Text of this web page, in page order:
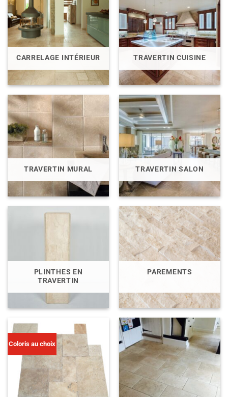
CARRELAGE INTÉRIEUR TRAVERTIN CUISINE
TRAVERTIN MURAL TRAVERTIN SALON
PLINTHES EN
TRAVERTIN
PAREMENTS
Coloris au choix